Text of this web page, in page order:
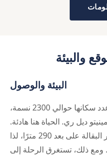
البيئة والوصول
أرداليس هي بلدة صغيرة يبلغ عدد سكانها حوالي 2300 نسمة،
ديل ري. الحياة هنا هادئة.
الصيدلية على بعد 50 مترًا ومتجر البقالة على بعد 290 مترًا، لذا
ومع ذلك، تستغرق الرحلة إلى